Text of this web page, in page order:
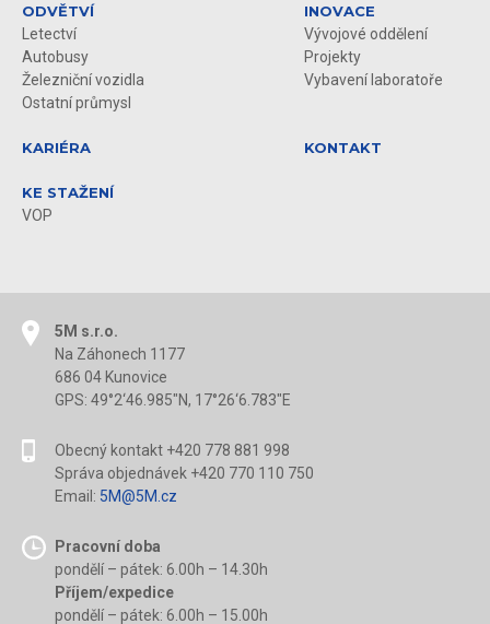
ODVĚTVÍ
Letectví
Autobusy
Železniční vozidla
Ostatní průmysl
INOVACE
Vývojové oddělení
Projekty
Vybavení laboratoře
KARIÉRA KONTAKT
KE STAŽENÍ
VOP
5M s.r.o.
Na Záhonech 1177
686 04 Kunovice
GPS: 49°2‘46.985"N, 17°26‘6.783"E
Obecný kontakt +420 778 881 998
Správa objednávek +420 770 110 750
Email: 5M@5M.cz
Pracovní doba
pondělí – pátek: 6.00h – 14.30h
Příjem/expedice
pondělí – pátek: 6.00h – 15.00h